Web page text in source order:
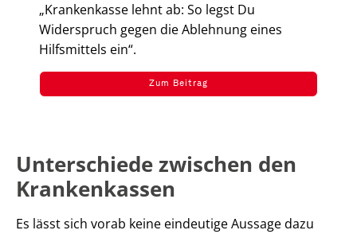
„Krankenkasse lehnt ab: So legst Du
Widerspruch gegen die Ablehnung eines
Hilfsmittels ein“.
Zum Beitrag
Unterschiede zwischen den
Krankenkassen
Es lässt sich vorab keine eindeutige Aussage dazu